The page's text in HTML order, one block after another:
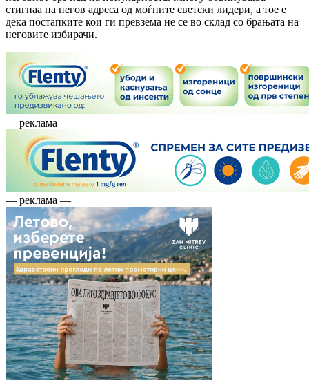
стигнаа на негов адреса од моѓните светски лидери, а тое е
дека постапките кои ги превзема не се во склад со брањата на
неговите избирачи.
— реклама —
— реклама —